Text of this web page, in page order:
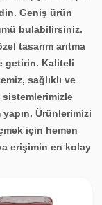
Geniş ürün
bulabilirsiniz.
tasarım arıtma
getirin. Kaliteli
sağlıklı ve
sistemlerimizle
Ürünlerimizi
için hemen
erişimin en kolay